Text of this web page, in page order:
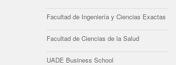
Facultad de Ingeniería y Ciencias Exactas
Facultad de Ciencias de la Salud
UADE Business School